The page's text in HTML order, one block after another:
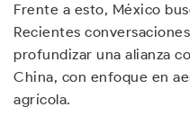
Frente a esto, México
Recientes
profundizar una alianza
China, con enfoque en
agrícola.